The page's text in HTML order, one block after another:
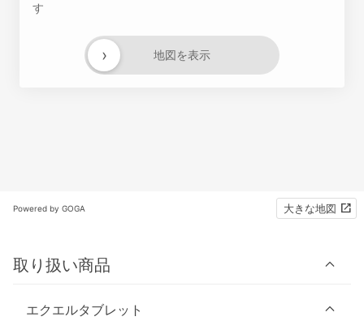
す
地図を表示
›
Powered by GOGA 大きな地図
取り扱い商品
エクエルタブレット